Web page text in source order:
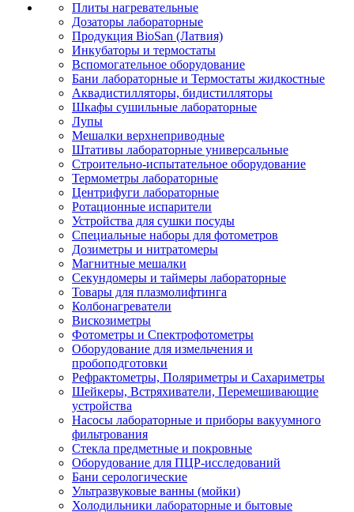
Плиты нагревательные
Дозаторы лабораторные
Продукция BioSan (Латвия)
Инкубаторы и термостаты
Вспомогательное оборудование
Бани лабораторные и Термостаты жидкостные
Аквадистилляторы, бидистилляторы
Шкафы сушильные лабораторные
Лупы
Мешалки верхнеприводные
Штативы лабораторные универсальные
Строительно-испытательное оборудование
Термометры лабораторные
Центрифуги лабораторные
Ротационные испарители
Устройства для сушки посуды
Специальные наборы для фотометров
Дозиметры и нитратомеры
Магнитные мешалки
Секундомеры и таймеры лабораторные
Товары для плазмолифтинга
Колбонагреватели
Вискозиметры
Фотометры и Спектрофотометры
Оборудование для измельчения и
пробоподготовки
Рефрактометры, Поляриметры и Сахариметры
Шейкеры, Встряхиватели, Перемешивающие
устройства
Насосы лабораторные и приборы вакуумного
фильтрования
Стекла предметные и покровные
Оборудование для ПЦР-исследований
Бани серологические
Ультразвуковые ванны (мойки)
Холодильники лабораторные и бытовые